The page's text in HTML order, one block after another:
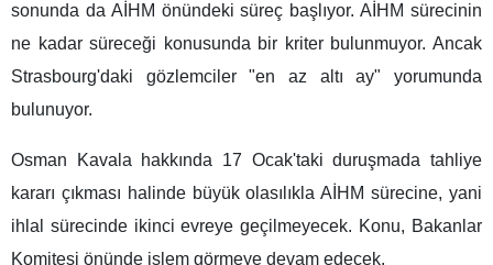
sonunda da AİHM önündeki süreç başlıyor. AİHM sürecinin
ne kadar süreceği konusunda bir kriter bulunmuyor. Ancak
Strasbourg'daki gözlemciler "en az altı ay" yorumunda
bulunuyor.
Osman Kavala hakkında 17 Ocak'taki duruşmada tahliye
kararı çıkması halinde büyük olasılıkla AİHM sürecine, yani
ihlal sürecinde ikinci evreye geçilmeyecek. Konu, Bakanlar
Komitesi önünde işlem görmeye devam edecek.